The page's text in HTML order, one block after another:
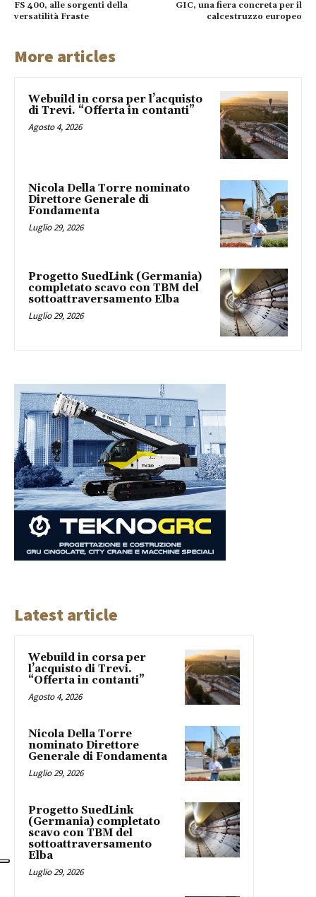
FS 400, alle sorgenti della
versatilità Fraste
GIC, una fiera concreta per il
calcestruzzo europeo
More articles
Webuild in corsa per l’acquisto
di Trevi. “Offerta in contanti”
Agosto 4, 2026
Nicola Della Torre nominato
Direttore Generale di
Fondamenta
Luglio 29, 2026
Progetto SuedLink (Germania)
completato scavo con TBM del
sottoattraversamento Elba
Luglio 29, 2026
Latest article
Webuild in corsa per
l’acquisto di Trevi.
“Offerta in contanti”
Agosto 4, 2026
Nicola Della Torre
nominato Direttore
Generale di Fondamenta
Luglio 29, 2026
Progetto SuedLink
(Germania) completato
scavo con TBM del
sottoattraversamento
Elba
Luglio 29, 2026